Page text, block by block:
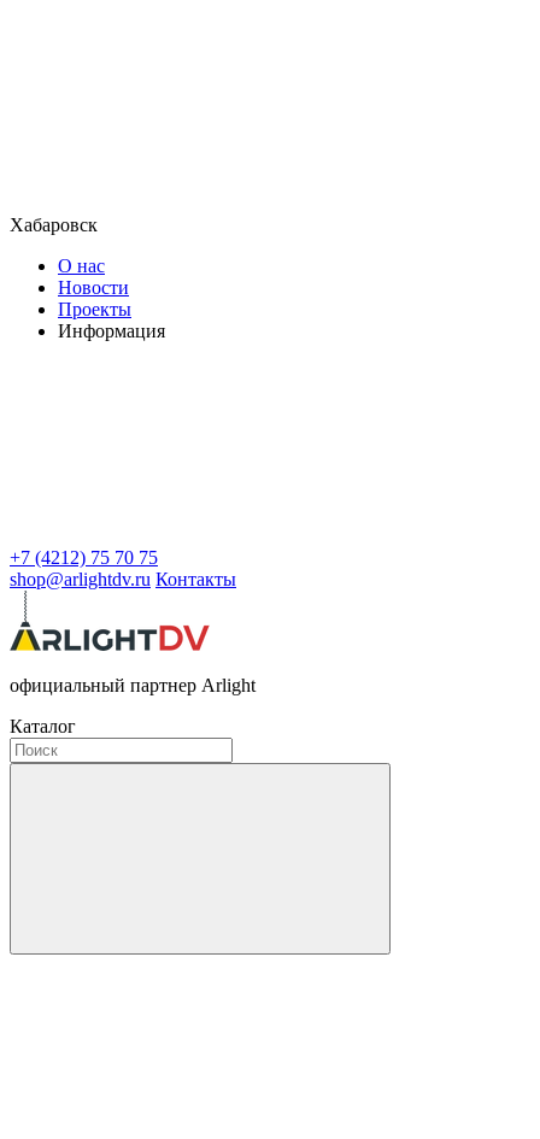
Хабаровск
О нас
Новости
Проекты
Информация
+7 (4212) 75 70 75
shop@arlightdv.ru Контакты
официальный партнер Arlight
Каталог